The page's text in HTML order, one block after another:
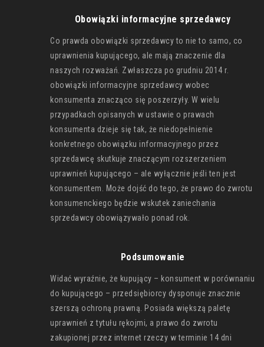
Obowiązki informacyjne sprzedawcy
Co prawda obowiązki sprzedawcy to nie to samo, co
uprawnienia kupującego, ale mają znaczenie dla
naszych rozważań. Zwłaszcza po grudniu 2014 r.
obowiązki informacyjne sprzedawcy wobec
konsumenta znacząco się poszerzyły. W wielu
przypadkach opisanych w ustawie o prawach
konsumenta dzieje się tak, że niedopełnienie
konkretnego obowiązku informacyjnego przez
sprzedawcę skutkuje znaczącym rozszerzeniem
uprawnień kupującego – ale wyłącznie jeśli ten jest
konsumentem. Może dojść do tego, że prawo do zwrotu
konsumenckiego będzie wskutek zaniechania
sprzedawcy obowiązywało ponad rok.
Podsumowanie
Widać wyraźnie, że kupujący – konsument w porównaniu
do kupującego – przedsiębiorcy dysponuje znacznie
szerszą ochroną prawną. Posiada większą paletę
uprawnień z tytułu rękojmi, a prawo do zwrotu
zakupionej przez internet rzeczy w terminie 14 dni